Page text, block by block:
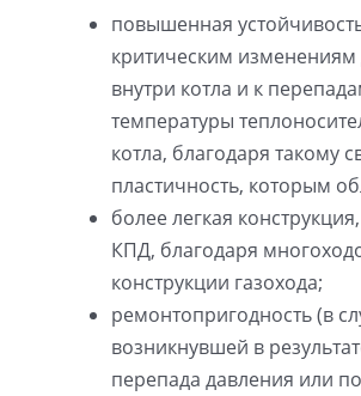
повышенная
критическим изменениям
внутри котла и к
температуры
котла, благодаря такому
пластичность, которым
более легкая
КПД, благодаря
конструкции газохода;
ремонтопригодность (в
возникнувшей в
перепада давления или